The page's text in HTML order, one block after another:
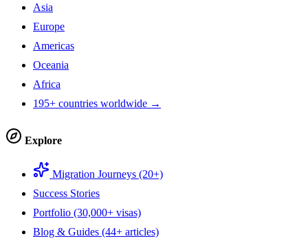
Asia
Europe
Americas
Oceania
Africa
195+ countries worldwide →
Explore
Migration Journeys (20+)
Success Stories
Portfolio (30,000+ visas)
Blog & Guides (44+ articles)